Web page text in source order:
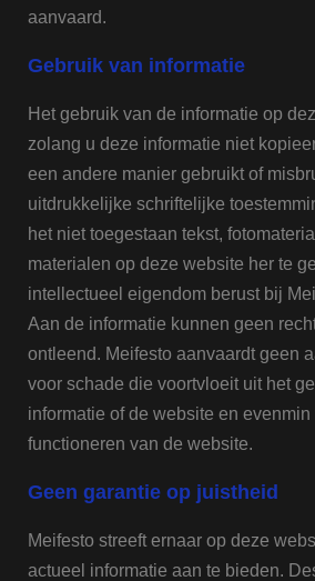
aanvaard.
Gebruik van informatie
Het gebruik van de informatie op
zolang u deze informatie niet
een andere manier gebruikt of
uitdrukkelijke schriftelijke
het niet toegestaan tekst,
materialen op deze website her te
intellectueel eigendom berust bij
Aan de informatie kunnen geen
ontleend. Meifesto aanvaardt geen
voor schade die voortvloeit uit het
informatie of de website en
functioneren van de website.
Geen garantie op juistheid
Meifesto streeft ernaar op deze
actueel informatie aan te bieden.